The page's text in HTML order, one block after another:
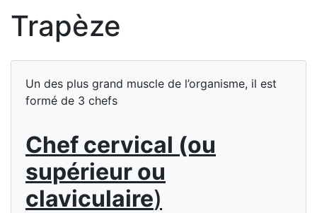
Trapèze
Un des plus grand muscle de l’organisme, il est
formé de 3 chefs
Chef cervical (ou
supérieur ou
claviculaire)